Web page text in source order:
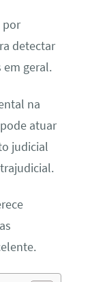
por
detectar
em geral.
na
atuar
judicial